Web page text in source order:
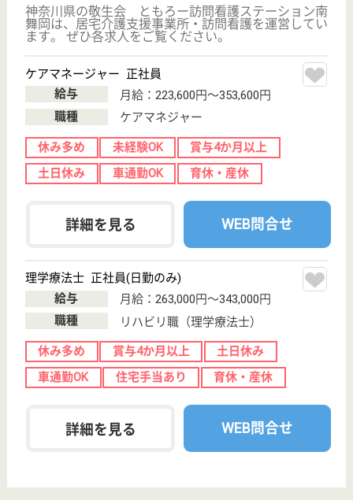
営業所では訪問入浴サービスを提供しています。しっ
かりとした研修とベテランスタッフからの指導で、未
経験からでもスキルを身につける事ができます。貴方
の頑張りは賞与に反映！やりがい抜群です。
オペレーター 正社員(日勤のみ)
給与
月給：272,000円〜282,000円
職種
オペレーター
給料多め 未経験OK
車通勤OK
ブランクOK 育休・産休
詳細を見る WEB問合せ
もっとみる（41-60 件 /1775 件）
現在の検索条件
エリア・駅 変更
こだわり条件
土日休み
変更
事業所情報の一部は、厚生労働省の介護事業所・生活関連情報
検索「介護サービス情報公表システム」から転載しておりま